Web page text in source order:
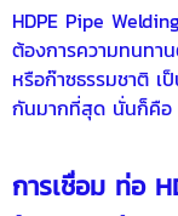
HDPE Pipe
ต้องการความทนทา
หรือก๊าซธรรมชาติ เ
กันมากที่สุด นั่นก็คือ
การเชื่อม ท่อ